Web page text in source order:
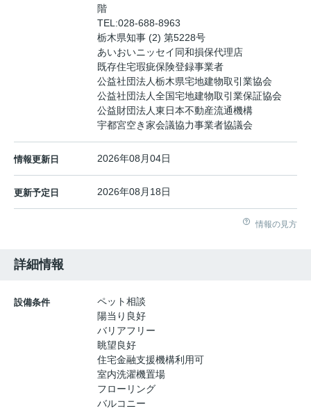
階
TEL:028-688-8963
栃木県知事 (2) 第5228号
あいおいニッセイ同和損保代理店
既存住宅瑕疵保険登録事業者
公益社団法人栃木県宅地建物取引業協会
公益社団法人全国宅地建物取引業保証協会
公益財団法人東日本不動産流通機構
宇都宮空き家会議協力事業者協議会
情報更新日 2026年08月04日
更新予定日 2026年08月18日
情報の見方
詳細情報
設備条件
ペット相談
陽当り良好
バリアフリー
眺望良好
住宅金融支援機構利用可
室内洗濯機置場
フローリング
バルコニー